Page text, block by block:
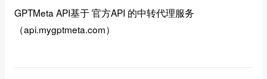
GPTMeta API基于 官方API 的中转代理服务
（api.mygptmeta.com）